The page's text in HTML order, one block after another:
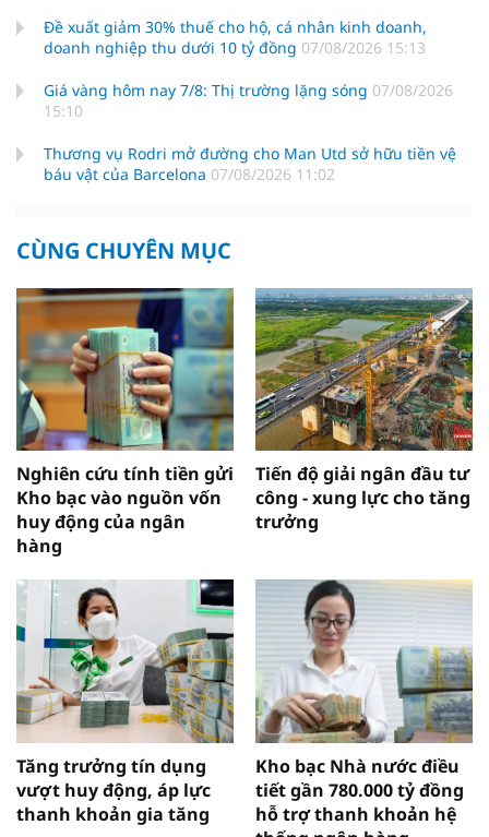
Đề xuất giảm 30% thuế cho hộ, cá nhân kinh doanh,
doanh nghiệp thu dưới 10 tỷ đồng 07/08/2026 15:13
Giá vàng hôm nay 7/8: Thị trường lặng sóng 07/08/2026
15:10
Thương vụ Rodri mở đường cho Man Utd sở hữu tiền vệ
báu vật của Barcelona 07/08/2026 11:02
CÙNG CHUYÊN MỤC
Nghiên cứu tính tiền gửi
Kho bạc vào nguồn vốn
huy động của ngân
hàng
Tiến độ giải ngân đầu tư
công - xung lực cho tăng
trưởng
Tăng trưởng tín dụng
vượt huy động, áp lực
thanh khoản gia tăng
Kho bạc Nhà nước điều
tiết gần 780.000 tỷ đồng
hỗ trợ thanh khoản hệ